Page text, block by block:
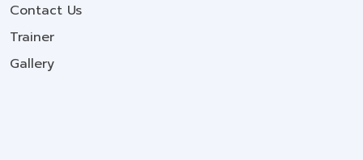
Contact Us
Trainer
Gallery